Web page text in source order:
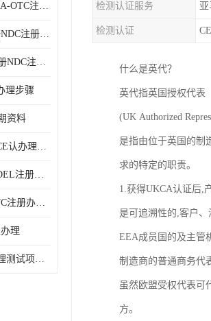
SAA
药品出口美国做FDA-OTC注册NDC注册周期时间
药品FDA-OTC注册NDC注册办理资料
美国FDA非OTC注册NDC注册办理流程
理步骤
资料
亚马逊TEMU跨境CE认办理流程周期
加拿大医疗器械MDEL注册办理资料周期
美国FDA认药品OTC注册办理周期时间
理
欧盟ROHS2.0认办理测试项目有哪些
检测认证服务
检测认证
什么是英代？
英代指英国授权代表
(UK Authorized
是指由位于英国的制
求的特定的职责。
1.获得UKCA认证后,
是可追溯性的,客户、
EEA成员国的及主管
制造商的普通商务代
虽然欧盟受权代表可
方。